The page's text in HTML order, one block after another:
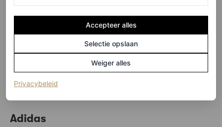
New Audrey-zonnebril, € 370
HIER TE KOOP
Adidas
Accepteer alles
Selectie opslaan
Weiger alles
Privacybeleid